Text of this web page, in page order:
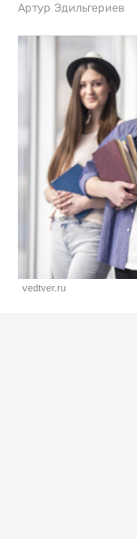
Артур Эдильгериев
vedtver.ru